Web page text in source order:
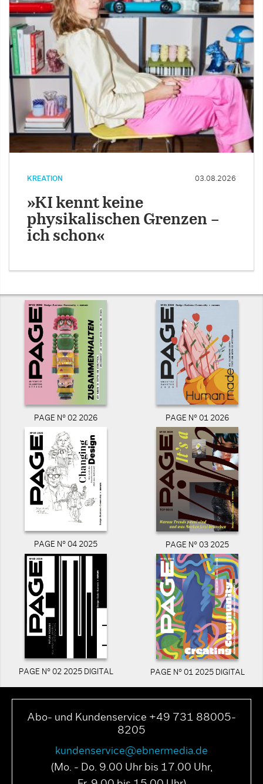
KREATION 03.08.2026
»KI kennt keine
physikalischen Grenzen –
ich schon«
PAGE N° 02 2026 PAGE N° 01 2026
PAGE N° 04 2025 PAGE N° 03 2025
PAGE N° 02 2025 DIGITAL PAGE N° 01 2025 DIGITAL
Abo- und Kundenservice +49 731 88005-
8205
kundenservice@ebnermedia.de
(Mo. - Do. 9.00 Uhr bis 17.00 Uhr,